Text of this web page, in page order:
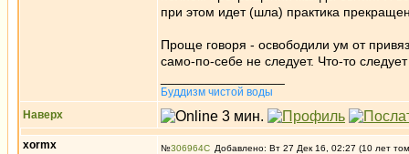
при этом идет (шла) практика
Проще говоря - освободили ум от
само-по-себе не следует. Что-то
Буддизм чистой воды
Наверх
xormx №306964 Добавлено: Вт 27 Дек 16, 02:27 (10 лет